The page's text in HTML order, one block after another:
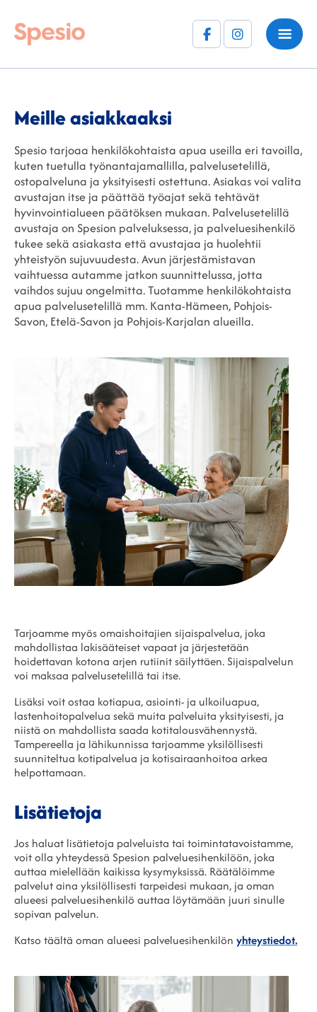
FacebookInstagram
Meille asiakkaaksi
Spesio tarjoaa henkilökohtaista apua useilla eri tavoilla,
kuten tuetulla työnantajamallilla, palvelusetelillä,
ostopalveluna ja yksityisesti ostettuna. Asiakas voi valita
avustajan itse ja päättää työajat sekä tehtävät
hyvinvointialueen päätöksen mukaan. Palvelusetelillä
avustaja on Spesion palveluksessa, ja palveluesihenkilö
tukee sekä asiakasta että avustajaa ja huolehtii
yhteistyön sujuvuudesta. Avun järjestämistavan
vaihtuessa autamme jatkon suunnittelussa, jotta
vaihdos sujuu ongelmitta. Tuotamme henkilökohtaista
apua palvelusetelillä mm. Kanta-Hämeen, Pohjois-
Savon, Etelä-Savon ja Pohjois-Karjalan alueilla.
Tarjoamme myös omaishoitajien sijaispalvelua, joka
mahdollistaa lakisääteiset vapaat ja järjestetään
hoidettavan kotona arjen rutiinit säilyttäen. Sijaispalvelun
voi maksaa palvelusetelillä tai itse.
Lisäksi voit ostaa kotiapua, asiointi- ja ulkoiluapua,
lastenhoitopalvelua sekä muita palveluita yksityisesti, ja
niistä on mahdollista saada kotitalousvähennystä.
Tampereella ja lähikunnissa tarjoamme yksilöllisesti
suunniteltua kotipalvelua ja kotisairaanhoitoa arkea
helpottamaan.
Lisätietoja
Jos haluat lisätietoja palveluista tai toimintatavoistamme,
voit olla yhteydessä Spesion palveluesihenkilöön, joka
auttaa mielellään kaikissa kysymyksissä. Räätälöimme
palvelut aina yksilöllisesti tarpeidesi mukaan, ja oman
alueesi palveluesihenkilö auttaa löytämään juuri sinulle
sopivan palvelun.
Katso täältä oman alueesi palveluesihenkilön yhteystiedot.